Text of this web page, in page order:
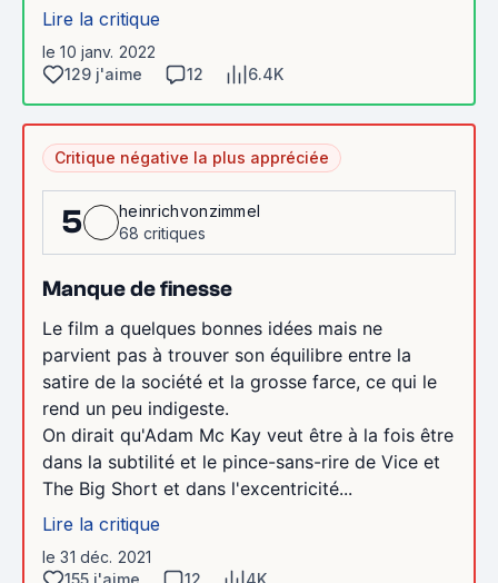
Lire la critique
le 10 janv. 2022
129 j'aime
12 6.4K
Critique négative la plus appréciée
5
heinrichvonzimmel
68 critiques
Manque de finesse
Le film a quelques bonnes idées mais ne
parvient pas à trouver son équilibre entre la
satire de la société et la grosse farce, ce qui le
rend un peu indigeste.
On dirait qu'Adam Mc Kay veut être à la fois être
dans la subtilité et le pince-sans-rire de Vice et
The Big Short et dans l'excentricité...
Lire la critique
le 31 déc. 2021
155 j'aime
12 4K